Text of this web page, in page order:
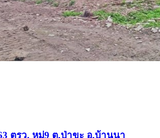
ตรว. หมู่9 ต.ป่าขะ อ.บ้านนา